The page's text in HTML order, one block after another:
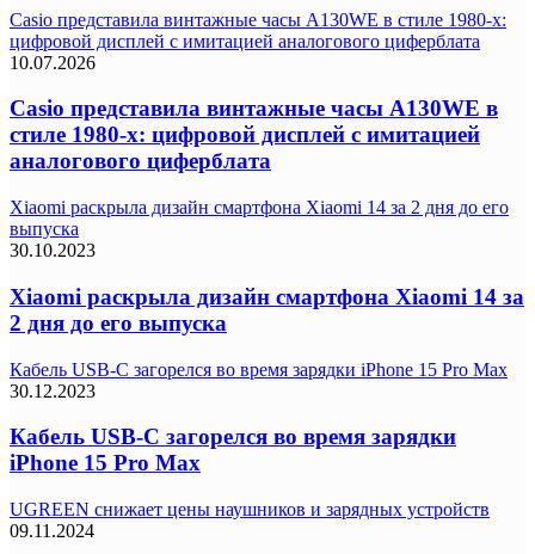
Casio представила винтажные часы A130WE в стиле 1980-х:
цифровой дисплей с имитацией аналогового циферблата
10.07.2026
Casio представила винтажные часы A130WE в
стиле 1980-х: цифровой дисплей с имитацией
аналогового циферблата
Xiaomi раскрыла дизайн смартфона Xiaomi 14 за 2 дня до его
выпуска
30.10.2023
Xiaomi раскрыла дизайн смартфона Xiaomi 14 за
2 дня до его выпуска
Кабель USB-C загорелся во время зарядки iPhone 15 Pro Max
30.12.2023
Кабель USB-C загорелся во время зарядки
iPhone 15 Pro Max
UGREEN снижает цены наушников и зарядных устройств
09.11.2024